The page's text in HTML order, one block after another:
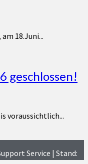
18.Juni...
geschlossen!
voraussichtlich...
Service | Stand: